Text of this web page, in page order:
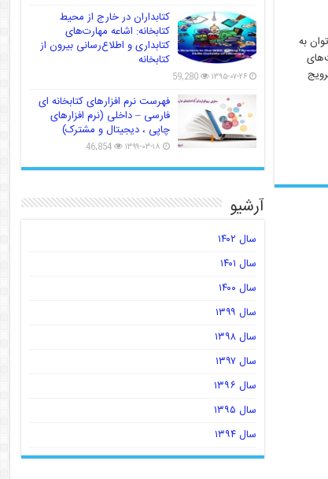
به
در بازتولید نتایج پژوهش‌ها شده است(۱)، ترویج
کتابداران در خارج از محیط
کتابخانه: اشاعه مهارت‌های
کتابداری و اطلاع‌رسانی بیرون از
کتابخانه
۱۳۹۵-۰۷-۲۶ 59,280
فهرست نرم افزارهای کتابخانه ای
فارسی – داخلی (نرم افزارهای
چاپی ، دیجیتال و مشترک)
۱۳۹۹-۰۳-۱۸ 46,854
آرشیو
سال ۱۴۰۲
سال ۱۴۰۱
سال ۱۴۰۰
سال ۱۳۹۹
سال ۱۳۹۸
سال ۱۳۹۷
سال ۱۳۹۶
سال ۱۳۹۵
سال ۱۳۹۴